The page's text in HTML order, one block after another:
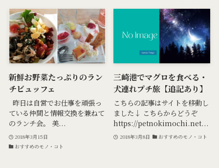
新鮮お野菜たっぷりのラン
チビュッフェ
昨日は自営でお仕事を頑張っ
ている仲間と情報交換を兼ねて
のランチ会。 美...
2018年3月15日
おすすめのモノ・コト
三崎港でマグロを食べる・
犬連れプチ旅【追記あり】
こちらの記事はサイトを移動し
ました↓ こちらからどうぞ
https://petnokimochi.net...
2018年3月8日 おすすめのモノ・コト